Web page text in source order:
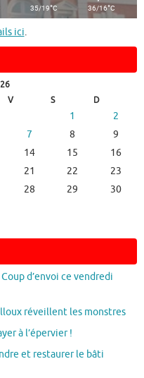
35/19°C 36/16°C
ici.
V S D
1
2
7 8
9
14 15
16
21 22
23
28 29
30
d’envoi ce vendredi
réveillent les monstres
à l’épervier !
et restaurer le bâti